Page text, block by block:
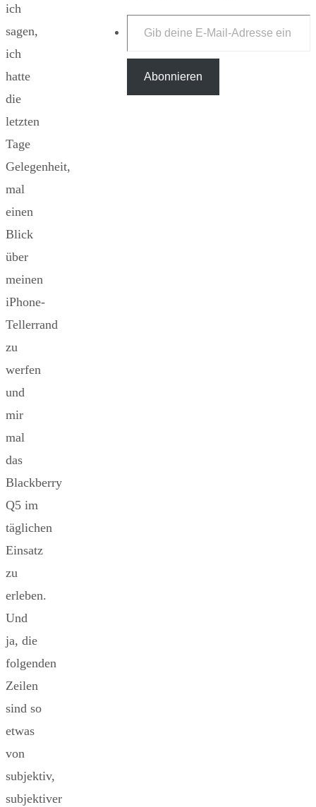
ich
sagen,
ich
hatte
die
letzten
Tage
Gelegenheit,
mal
einen
Blick
über
meinen
iPhone-
Tellerrand
zu
werfen
und
mir
mal
das
Blackberry
Q5 im
täglichen
Einsatz
zu
erleben.
Und
ja, die
folgenden
Zeilen
sind so
etwas
von
subjektiv,
subjektiver
Gib deine E-Mail-Adresse ein ...
Abonnieren